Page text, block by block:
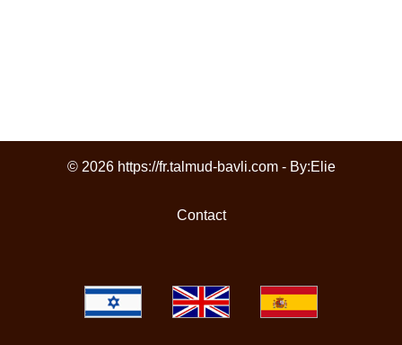
© 2026 https://fr.talmud-bavli.com - By:Elie
Contact